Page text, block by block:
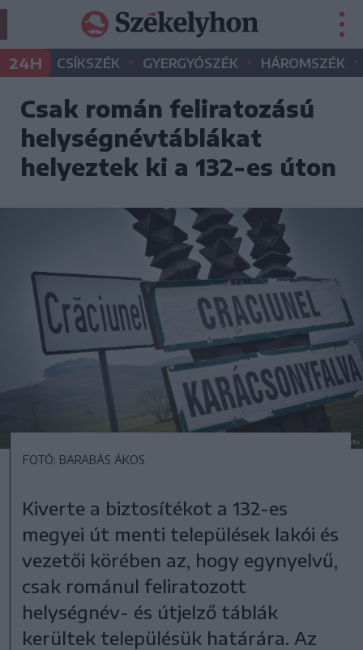
24H CSÍKSZÉK • GYERGYÓSZÉK • HÁROMSZÉK •
Csak román feliratozású
helységnévtáblákat
helyeztek ki a 132-es úton
FOTÓ: BARABÁS ÁKOS
Kiverte a biztosítékot a 132-es
megyei út menti települések lakói és
vezetői körében az, hogy egynyelvű,
csak románul feliratozott
helységnév- és útjelző táblák
kerültek településük határára. Az